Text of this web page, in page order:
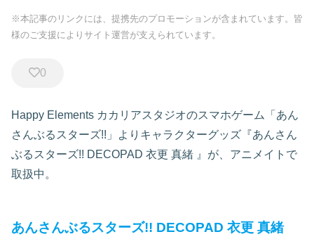
※本記事のリンクには、提携先のプロモーションが含まれています。皆
様のご支援によりサイト運営が支えられています。
0
Happy Elements カカリアスタジオのスマホゲーム「あん
さんぶるスターズ!!」よりキャラクターグッズ『あんさん
ぶるスターズ!! DECOPAD 衣更 真緒 』が、アニメイトで
取扱中。
あんさんぶるスターズ!! DECOPAD 衣更 真緒